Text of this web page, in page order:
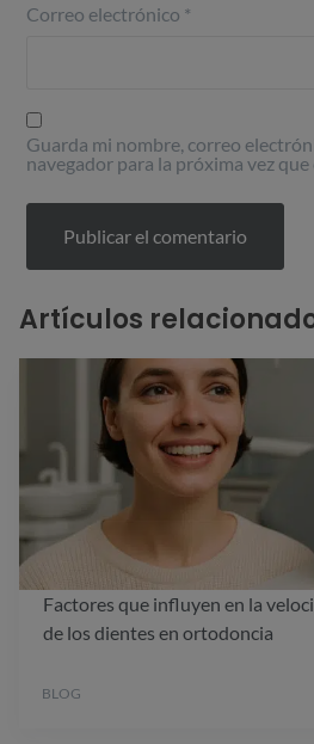
Correo electrónico *
Guarda mi nombre, correo
navegador para la próxima vez que
Artículos
Factores que influyen en la
de los dientes en ortodoncia
BLOG